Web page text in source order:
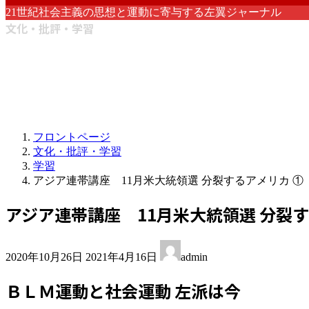
21世紀社会主義の思想と運動に寄与する左翼ジャーナル
文化・批評・学習
フロントページ
文化・批評・学習
学習
アジア連帯講座 11月米大統領選 分裂するアメリカ ①
アジア連帯講座 11月米大統領選 分裂
2020年10月26日 終
新
2021年4月16日 admin
ＢＬＭ運動と社会運動 左派は今